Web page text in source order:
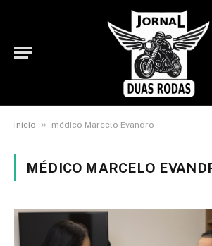
Início » médico Marcelo Evandro
MÉDICO MARCELO